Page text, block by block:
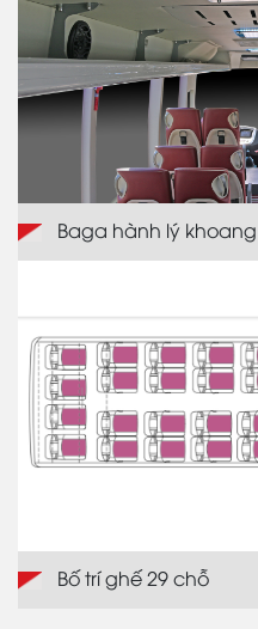
Baga hành lý
Bố trí ghế 29 chỗ